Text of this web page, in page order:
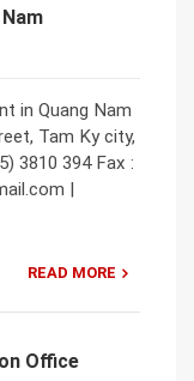
in Quang Nam
Tam Ky city,
3810 394 Fax :
|
READ MORE
Office